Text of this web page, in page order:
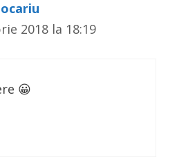
2018 la 18:19
😀